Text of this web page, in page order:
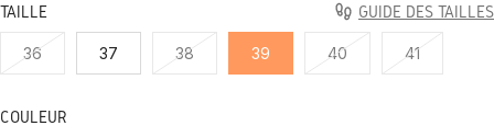
TAILLE GUIDE DES TAILLES
36 37 38 39 40 41
COULEUR